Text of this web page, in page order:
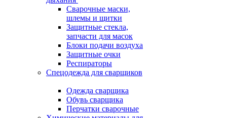
Сварочные маски,
шлемы и щитки
Защитные стекла,
запчасти для масок
Блоки подачи воздуха
Защитные очки
Респираторы
Спецодежда для сварщиков
Одежда сварщика
Обувь сварщика
Перчатки сварочные